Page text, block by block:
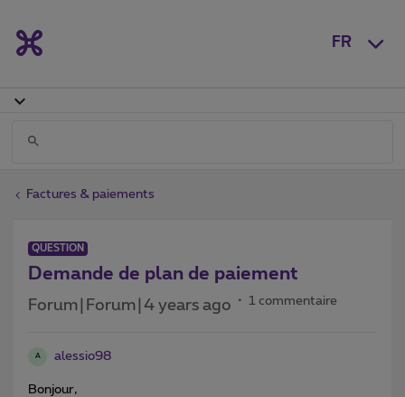
FR
Factures & paiements
QUESTION
Demande de plan de paiement
Forum|Forum|4 years ago 1 commentaire
A alessio98
Bonjour,